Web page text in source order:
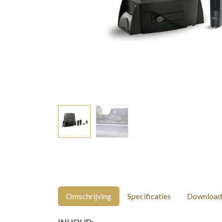
Omschrijving Specificaties